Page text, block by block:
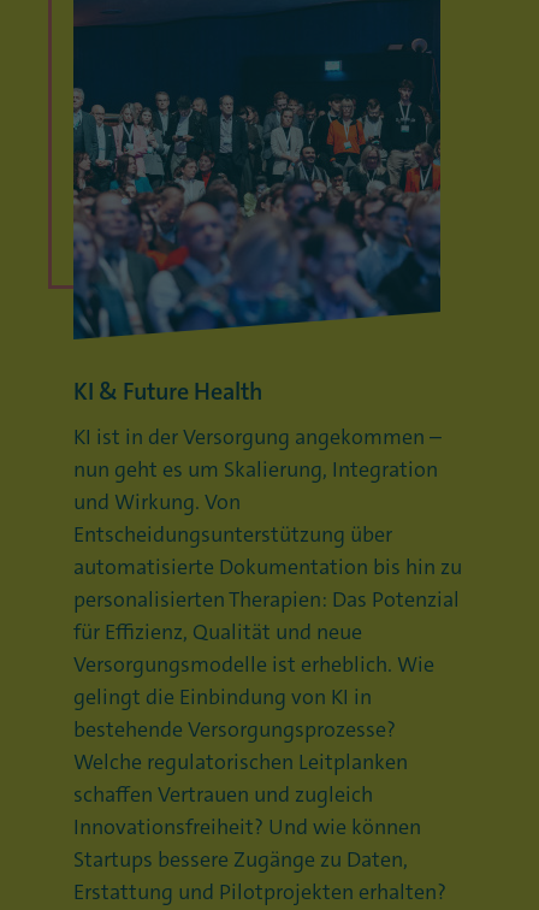
KI & Future Health
KI ist in der Versorgung angekommen –
nun geht es um Skalierung, Integration
und Wirkung. Von
Entscheidungsunterstützung über
automatisierte Dokumentation bis hin zu
personalisierten Therapien: Das Potenzial
für Effizienz, Qualität und neue
Versorgungsmodelle ist erheblich. Wie
gelingt die Einbindung von KI in
bestehende Versorgungsprozesse?
Welche regulatorischen Leitplanken
schaffen Vertrauen und zugleich
Innovationsfreiheit? Und wie können
Startups bessere Zugänge zu Daten,
Erstattung und Pilotprojekten erhalten?